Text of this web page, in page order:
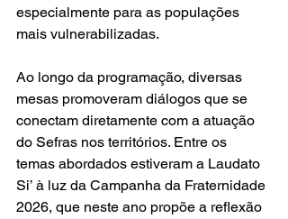
especialmente para as populações
mais vulnerabilizadas.
Ao longo da programação, diversas
mesas promoveram diálogos que se
conectam diretamente com a atuação
do Sefras nos territórios. Entre os
temas abordados estiveram a Laudato
Si’ à luz da Campanha da Fraternidade
2026, que neste ano propõe a reflexão